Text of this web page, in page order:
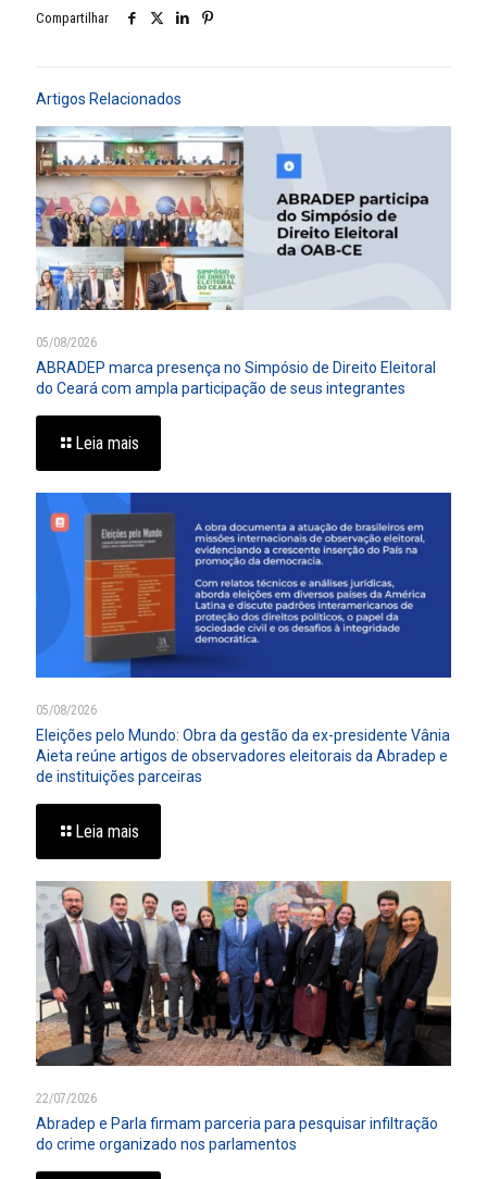
Compartilhar
Artigos Relacionados
05/08/2026
ABRADEP marca presença no Simpósio de Direito Eleitoral
do Ceará com ampla participação de seus integrantes
Leia mais
05/08/2026
Eleições pelo Mundo: Obra da gestão da ex-presidente Vânia
Aieta reúne artigos de observadores eleitorais da Abradep e
de instituições parceiras
Leia mais
22/07/2026
Abradep e Parla firmam parceria para pesquisar infiltração
do crime organizado nos parlamentos